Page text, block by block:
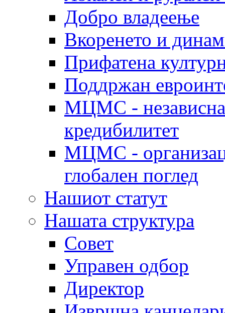
Добро владеење
Вкоренето и
Прифатена
Поддржан
МЦМС - независна
кредибилитет
МЦМС -
глобален поглед
Нашиот статут
Нашата структура
Совет
Управен одбор
Директор